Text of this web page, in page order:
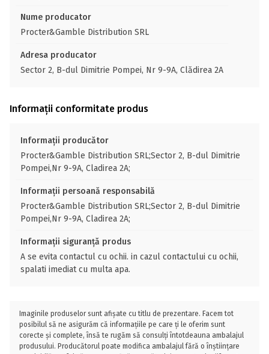
Nume producator
Procter&Gamble Distribution SRL
Adresa producator
Sector 2, B-dul Dimitrie Pompei, Nr 9-9A, Clădirea 2A
Informații conformitate produs
Informații producător
Procter&Gamble Distribution SRL;Sector 2, B-dul Dimitrie
Pompei,Nr 9-9A, Cladirea 2A;
Informații persoană responsabilă
Procter&Gamble Distribution SRL;Sector 2, B-dul Dimitrie
Pompei,Nr 9-9A, Cladirea 2A;
Informații siguranță produs
A se evita contactul cu ochii. in cazul contactului cu ochii,
spalati imediat cu multa apa.
Imaginile produselor sunt afișate cu titlu de prezentare. Facem tot
posibilul să ne asigurăm că informațiile pe care ți le oferim sunt
corecte și complete, însă te rugăm să consulți întotdeauna ambalajul
produsului. Producătorul poate modifica ambalajul fără o înștiințare